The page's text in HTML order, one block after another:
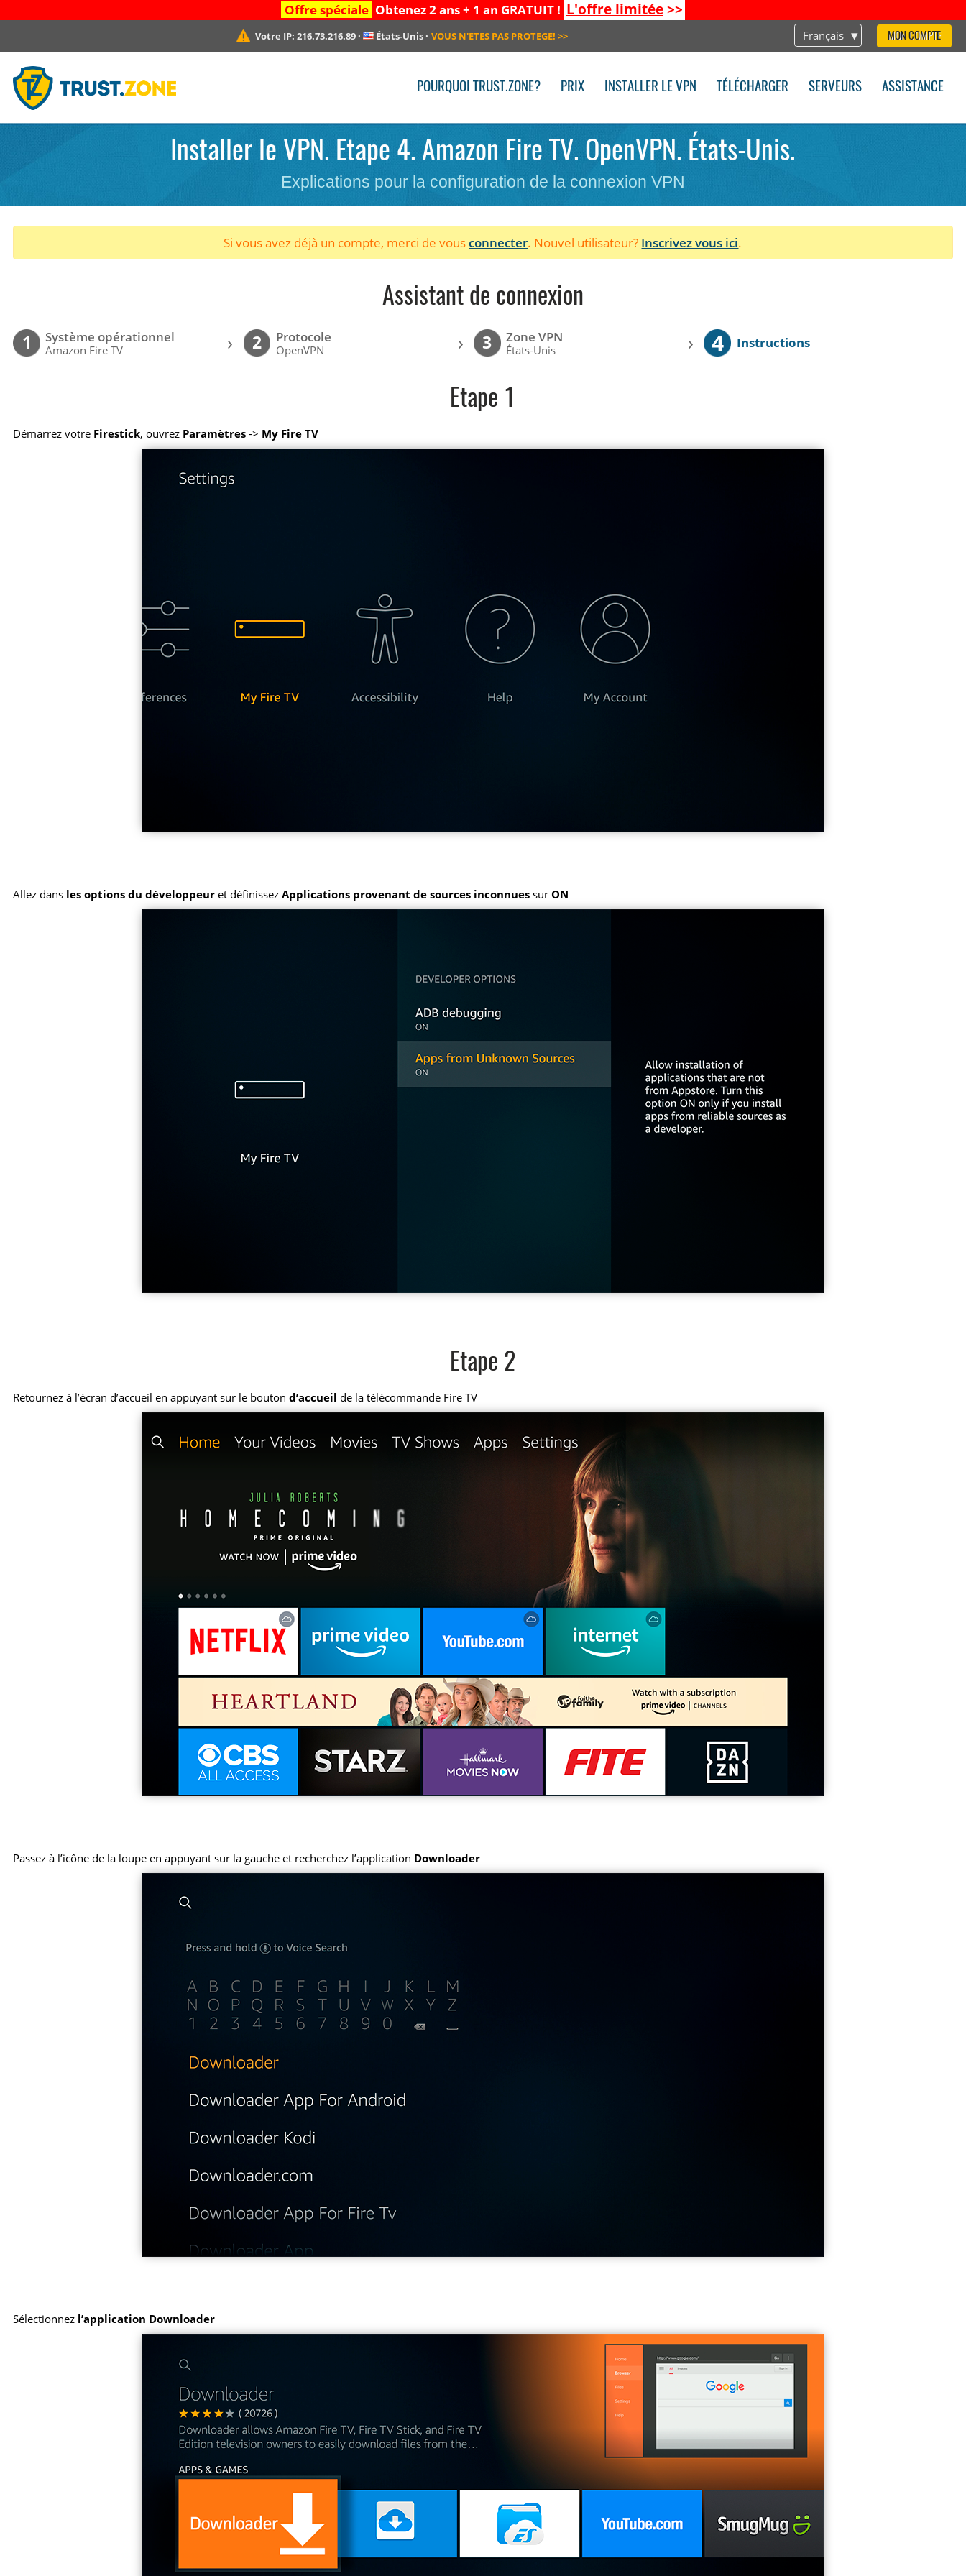
Offre spéciale Obtenez 2 ans + 1 an GRATUIT ! L'offre limitée>>
Français MON COMPTE
Votre IP:216.73.216.89 · États-Unis · VOUS N'ETES PAS PROTEGE! >>
POURQUOI TRUST.ZONE? PRIX INSTALLER LE VPN TÉLÉCHARGER SERVEURS ASSISTANCE
Installer le VPN. Etape 4. Amazon Fire TV. OpenVPN. États-Unis.
Explications pour la configuration de la connexion VPN
Si vous avez déjà un compte, merci de vousconnecter. Nouvel utilisateur? Inscrivez vous ici.
Assistant de connexion
1 Système opérationnel
Amazon Fire TV › 2 Protocole
OpenVPN › 3 Zone VPN
États-Unis › 4 Instructions
Etape 1
Démarrez votre Firestick, ouvrez Paramètres -> My Fire TV
Allez dans les options du développeur et définissezApplications provenant de sources inconnues surON
Etape 2
Retournez à l’écran d’accueil en appuyant sur le boutond’accueil de la télécommande Fire TV
Passez à l’icône de la loupe en appuyant sur la gauche et recherchez l’application Downloader
Sélectionnez l’application Downloader